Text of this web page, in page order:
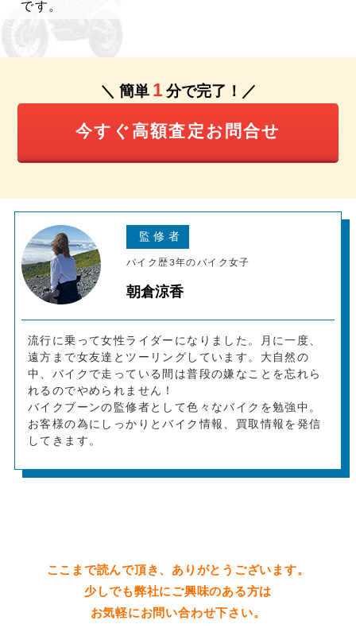
です。
＼ 簡単 1 分で完了！／
今すぐ高額査定お問合せ
朝倉涼香
バイク歴3年のバイク女子
流行に乗って女性ライダーになりました。月に一度、
遠方まで女友達とツーリングしています。大自然の
中、バイクで走っている間は普段の嫌なことを忘れら
れるのでやめられません！
バイクブーンの監修者として色々なバイクを勉強中。
お客様の為にしっかりとバイク情報、買取情報を発信
してきます。
ここまで読んで頂き、ありがとうございます。
少しでも弊社にご興味のある方は
お気軽にお問い合わせ下さい。